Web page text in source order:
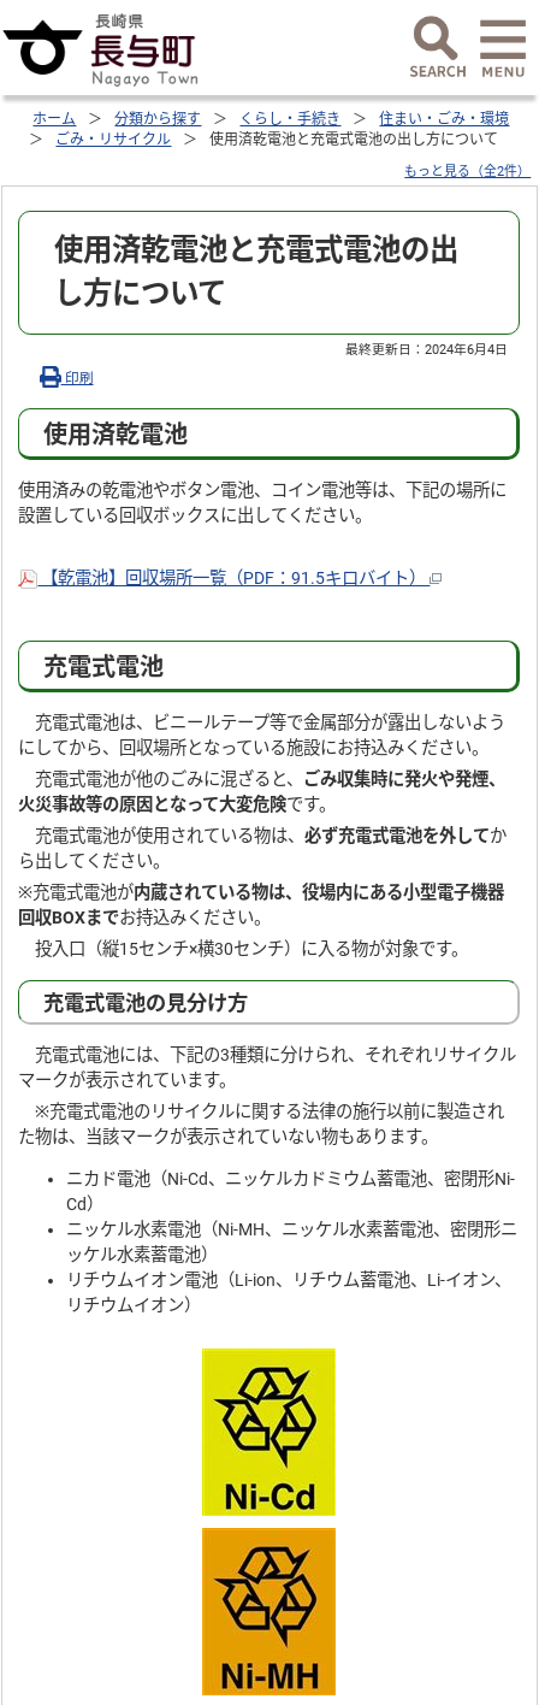
ホーム 分類から探す くらし・手続き
住まい・ごみ・環境
ごみ・リサイクル
使用済乾電池と充電式電池の出し方について
もっと見る（全2件）
使用済乾電池と充電式電池の出
し方について
最終更新日：2024年6月4日
印刷
使用済乾電池
使用済みの乾電池やボタン電池、コイン電池等は、下記の場所に
設置している回収ボックスに出してください。
【乾電池】回収場所一覧（PDF：91.5キロバイト）
充電式電池
充電式電池は、ビニールテープ等で金属部分が露出しないよう
にしてから、回収場所となっている施設にお持込みください。
充電式電池が他のごみに混ざると、 ごみ収集時に発火や発煙、
火災事故等の原因となって大変危険です。
充電式電池が使用されている物は、必ず充電式電池を外してか
ら出してください。
※充電式電池が内蔵されている物は、役場内にある小型電子機器
回収BOXまでお持込みください。
投入口（縦15センチ×横30センチ）に入る物が対象です。
充電式電池の見分け方
充電式電池には、下記の3種類に分けられ、それぞれリサイクル
マークが表示されています。
※充電式電池のリサイクルに関する法律の施行以前に製造され
た物は、当該マークが表示されていない物もあります。
ニカド電池（Ni-Cd、ニッケルカドミウム蓄電池、密閉形Ni-
Cd）
ニッケル水素電池（Ni-MH、ニッケル水素蓄電池、密閉形ニ
ッケル水素蓄電池）
リチウムイオン電池（Li-ion、リチウム蓄電池、Li-イオン、
リチウムイオン）